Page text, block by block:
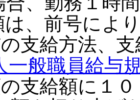
は、前号によ
支給方法、支
一般職員給与
支給額に１